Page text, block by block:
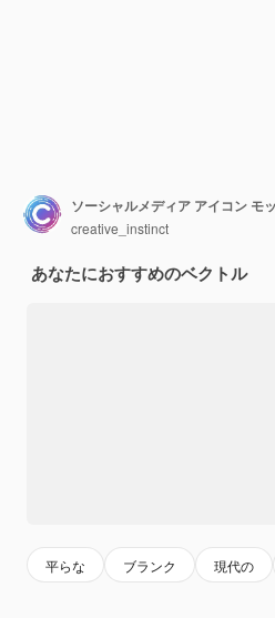
creative_instinct
あなたにおすすめのベクトル
平らな ブランク 現代の